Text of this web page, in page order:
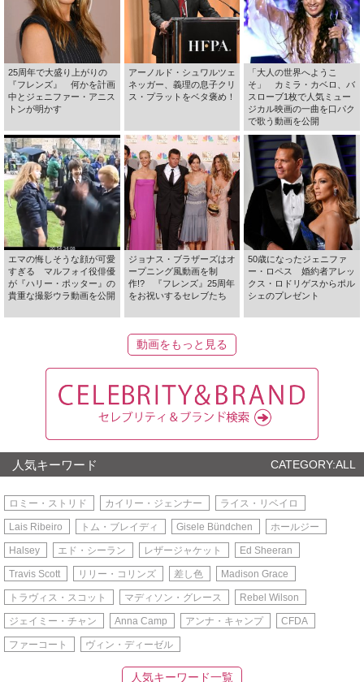
25周年で大盛り上がりの
『フレンズ』 何かを計画
中とジェニファー・アニス
トンが明かす
アーノルド・シュワルツェ
ネッガー、義理の息子クリ
ス・プラットをベタ褒め！
「大人の世界へようこ
そ」 カミラ・カベロ、バ
スローブ1枚で人気ミュー
ジカル映画の一曲を口パク
で歌う動画を公開
エマの悔しそうな顔が可愛
すぎる マルフォイ役俳優
が『ハリー・ポッター』の
貴重な撮影ウラ動画を公開
ジョナス・ブラザーズはオ
ープニング風動画を制
作!? 『フレンズ』25周年
をお祝いするセレブたち
50歳になったジェニファ
ー・ロペス 婚約者アレッ
クス・ロドリゲスからポル
シェのプレゼント
動画をもっと見る
人気キーワード CATEGORY:ALL
ロミー・ストリド カイリー・ジェンナー ライス・リベイロ
Lais Ribeiro トム・ブレイディ Gisele Bündchen ホールジー
Halsey エド・シーラン レザージャケット Ed Sheeran
Travis Scott リリー・コリンズ 差し色 Madison Grace
トラヴィス・スコット マディソン・グレース Rebel Wilson
ジェイミー・チャン Anna Camp アンナ・キャンプ CFDA
ファーコート ヴィン・ディーゼル
人気キーワード一覧